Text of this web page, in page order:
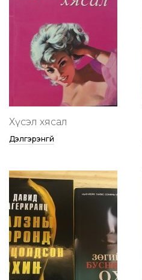
Хүсэл хясал
Дэлгэрэнгүй